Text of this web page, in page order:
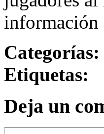
información
Categorías:
Etiquetas:
Deja un